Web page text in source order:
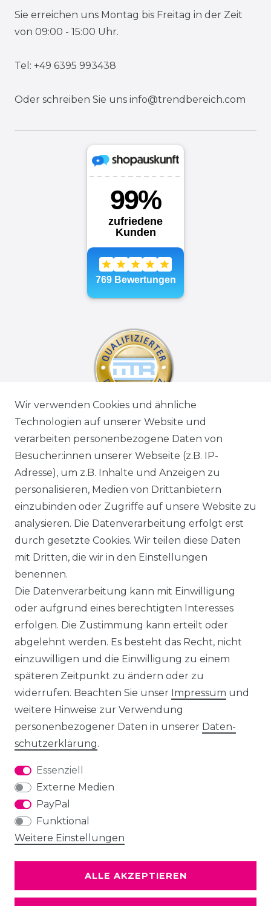
Sie erreichen uns Montag bis Freitag in der Zeit
von 09:00 - 15:00 Uhr.
Tel: +49 6395 993438
Oder schreiben Sie uns info@trendbereich.com
Wir verwenden Cookies und ähnliche
Technologien auf unserer Website und
verarbeiten personenbezogene Daten von
Besucher:innen unserer Webseite (z.B. IP-
Adresse), um z.B. Inhalte und Anzeigen zu
personalisieren, Medien von Drittanbietern
einzubinden oder Zugriffe auf unsere Website zu
analysieren. Die Datenverarbeitung erfolgt erst
durch gesetzte Cookies. Wir teilen diese Daten
mit Dritten, die wir in den Einstellungen
benennen.
Die Datenverarbeitung kann mit Einwilligung
oder aufgrund eines berechtigten Interesses
erfolgen. Die Zustimmung kann erteilt oder
abgelehnt werden. Es besteht das Recht, nicht
einzuwilligen und die Einwilligung zu einem
späteren Zeitpunkt zu ändern oder zu
widerrufen. Beachten Sie unser Impressum und
weitere Hinweise zur Verwendung
personenbezogener Daten in unserer Daten­
schutz­erklärung.
Essenziell
Externe Medien
PayPal
Funktional
Weitere Einstellungen
ALLE AKZEPTIEREN